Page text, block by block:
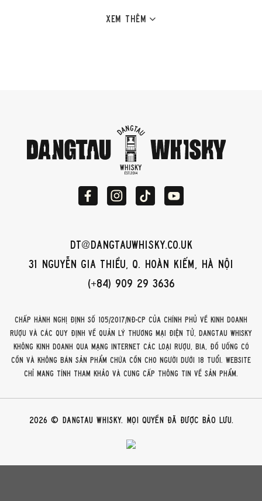
Về khí hậu và địa hình, vùng Speyside nằm giữa những dãy núi và
mát lý tưởng cho việc ủ rượu.
Vùng Speyside, Scotland
Sự thay đổi thất thường giữa mùa hè ấm áp và mùa đông giá
lạnh tại Speyside cũng ảnh hưởng khá lớn đến quá trình ủ rượu
whisky trong thùng gỗ sồi, tạo nên những hương vị đặc trưng.
Thời tiết ấm áp giúp rượu thấm sâu vào gỗ sồi, tạo nên hương
nhàng, tinh tế. Sự biến đổi này phản ánh rõ nét sự tinh tế và phức
tạp của quá trình ủ whisky Speyside.
CỦA SPEYSIDE
XEM THÊM
dt@dangtauwhisky.co.uk
31 Nguyễn Gia Thiều, Q. Hoàn Kiếm, Hà Nội
(+84) 909 29 3636
Chấp hành Nghị định số 105/2017/NĐ-CP của Chính phủ về kinh doanh
rượu và các quy định về quản lý thương mại điện tử, DangTau Whisky
không kinh doanh qua mạng internet các loại rượu, bia, đồ uống có
cồn và không bán sản phẩm chứa cồn cho người dưới 18 tuổi. Website
chỉ mang tính tham khảo và cung cấp thông tin về sản phẩm.
2026 © DangTau Whisky. Mọi quyền đã được bảo lưu.